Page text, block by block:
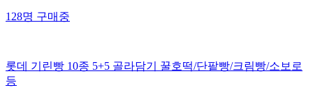
128명구매중
롯데 기린빵 10종 5+5 골라담기 꿀호떡/단팥빵/크림빵/소보로
등